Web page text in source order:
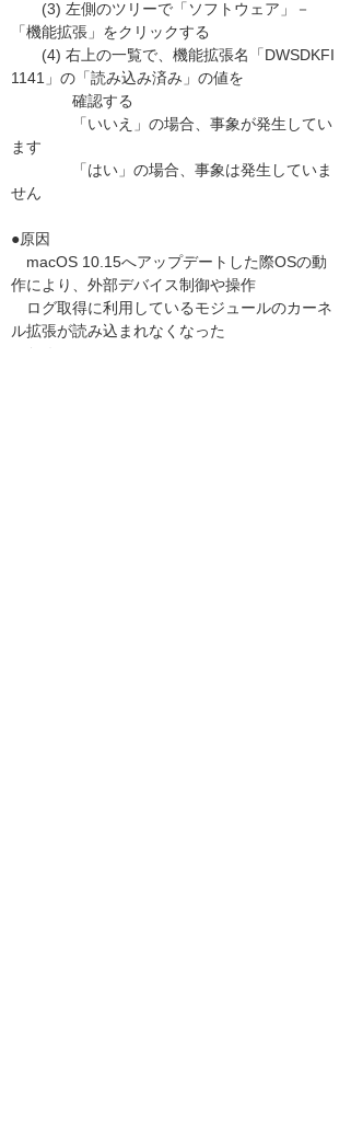
(3) 左側のツリーで「ソフトウェア」－
「機能拡張」をクリックする
(4) 右上の一覧で、機能拡張名「DWSDKFI
1141」の「読み込み済み」の値を
確認する
「いいえ」の場合、事象が発生してい
ます
「はい」の場合、事象は発生していま
せん
●原因
macOS 10.15へアップデートした際OSの動
作により、外部デバイス制御や操作
ログ取得に利用しているモジュールのカーネ
ル拡張が読み込まれなくなった
ため